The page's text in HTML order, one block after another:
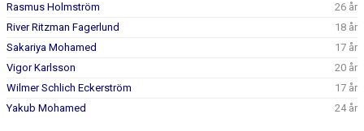
Rasmus Holmström
26 år
River Ritzman Fagerlund
18 år
Sakariya Mohamed
17 år
Vigor Karlsson
20 år
Wilmer Schlich Eckerström
17 år
Yakub Mohamed
24 år